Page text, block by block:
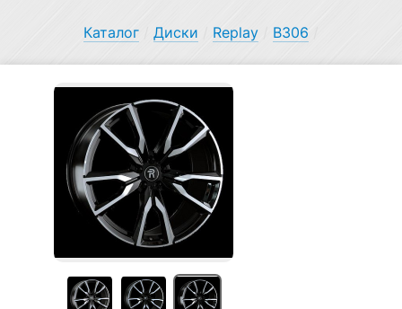
Каталог Диски Replay B306